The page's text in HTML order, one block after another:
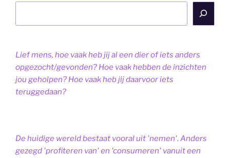
Lief mens, hoe vaak heb jij al een dier of iets anders
opgezocht/gevonden? Hoe vaak hebben de inzichten
jou geholpen? Hoe vaak heb jij daarvoor iets
teruggedaan?
De huidige wereld bestaat vooral uit 'nemen'. Anders
gezegd 'profiteren van' en 'consumeren' vanuit een